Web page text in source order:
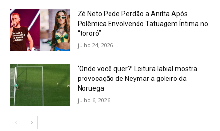
Zé Neto Pede Perdão a Anitta Após
Polêmica Envolvendo Tatuagem Íntima no
“tororó”
julho 24, 2026
‘Onde você quer?’ Leitura labial mostra
provocação de Neymar a goleiro da
Noruega
julho 6, 2026